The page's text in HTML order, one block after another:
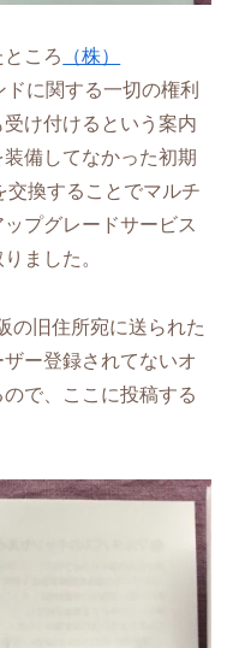
ころ
（株）
に関する一切の権利
け付けるという案内
備してなかった初期
換することでマルチ
プグレードサービス
ました。
の旧住所宛に送られた
ー登録されてないオ
で、ここに投稿する